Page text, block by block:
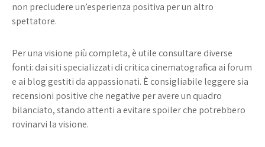
non precludere un’esperienza positiva per un altro
spettatore.
Per una visione più completa, è utile consultare diverse
fonti: dai siti specializzati di critica cinematografica ai forum
e ai blog gestiti da appassionati. È consigliabile leggere sia
recensioni positive che negative per avere un quadro
bilanciato, stando attenti a evitare spoiler che potrebbero
rovinarvi la visione.